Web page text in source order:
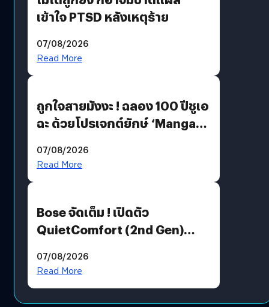
เข้าใจ PTSD หลังเหตุร้าย
07/08/2026
Read More
ถูกใจสายมังงะ ! ฉลอง 100 ปีชูเอ
ฉะ ด้วยโปรเจกต์ยักษ์ ‘Manga
มีภาษาไทยด้วย
07/08/2026
Read More
Bose จัดเต็ม ! เปิดตัว
QuietComfort (2nd Gen)
07/08/2026
Read More